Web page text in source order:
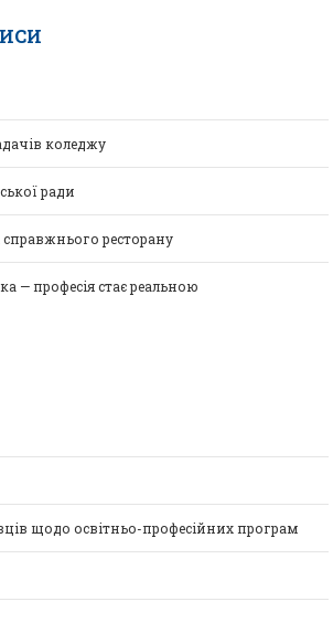
коледжу
ради
ресторану
— професія стає реальною
щодо освітньо-професійних програм